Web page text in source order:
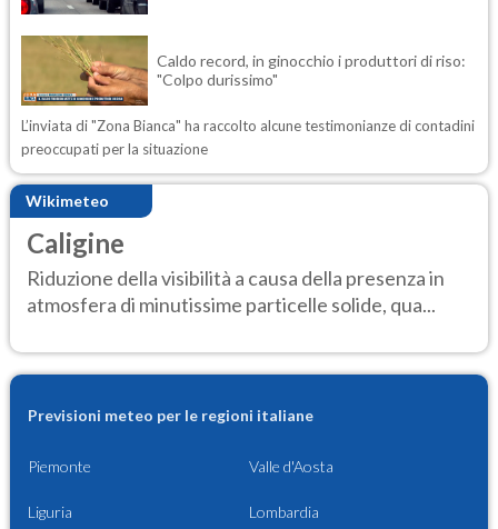
Caldo record, in ginocchio i produttori di riso:
"Colpo durissimo"
L’inviata di "Zona Bianca" ha raccolto alcune testimonianze di contadini
preoccupati per la situazione
Wikimeteo
Caligine
Riduzione della visibilità a causa della presenza in
atmosfera di minutissime particelle solide, qua...
Previsioni meteo per le regioni italiane
Piemonte Valle d'Aosta
Liguria Lombardia